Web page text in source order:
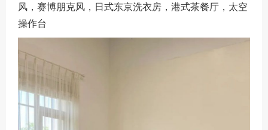
风，赛博朋克风，日式东京洗衣房，港式茶餐厅，太空
操作台